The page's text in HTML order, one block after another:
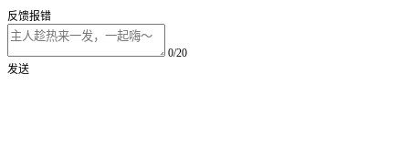
反馈报错
0/20
发送